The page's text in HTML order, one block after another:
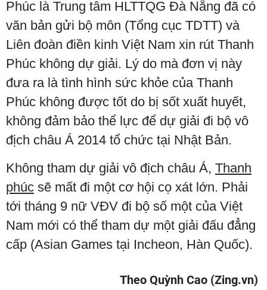
Phúc là Trung tâm HLTTQG Đà Nẵng đã có
văn bản gửi bộ môn (Tổng cục TDTT) và
Liên đoàn điền kinh Việt Nam xin rút Thanh
Phúc không dự giải. Lý do mà đơn vị này
đưa ra là tình hình sức khỏe của Thanh
Phúc không được tốt do bị sốt xuất huyết,
không đảm bảo thể lực để dự giải đi bộ vô
địch châu Á 2014 tổ chức tại Nhật Bản.
Không tham dự giải vô địch châu Á, Thanh
phúc sẽ mất đi một cơ hội cọ xát lớn. Phải
tới tháng 9 nữ VĐV đi bộ số một của Việt
Nam mới có thể tham dự một giải đấu đẳng
cấp (Asian Games tại Incheon, Hàn Quốc).
Theo Quỳnh Cao (Zing.vn)